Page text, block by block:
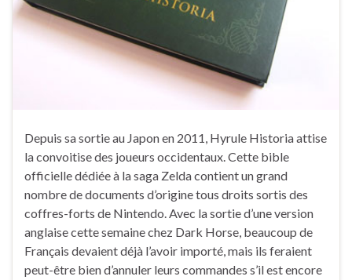
Depuis sa sortie au Japon en 2011, Hyrule Historia attise
la convoitise des joueurs occidentaux. Cette bible
officielle dédiée à la saga Zelda contient un grand
nombre de documents d’origine tous droits sortis des
coffres-forts de Nintendo. Avec la sortie d’une version
anglaise cette semaine chez Dark Horse, beaucoup de
Français devaient déjà l’avoir importé, mais ils feraient
peut-être bien d’annuler leurs commandes s’il est encore